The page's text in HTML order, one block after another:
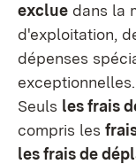
exclue dans la
d'exploitation,
dépenses
exceptionnelles.
Seuls les frais
compris les
les frais de